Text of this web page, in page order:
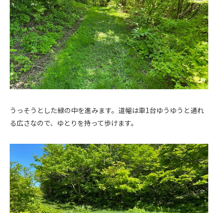
うっそうとした緑の中を進みます。道幅は車1台ゆうゆうと通れ
る広さなので、ゆとりを持って歩けます。